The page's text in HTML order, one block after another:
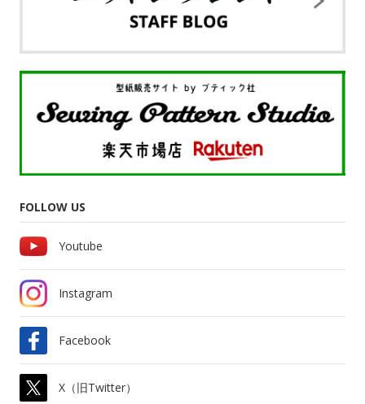
FOLLOW US
Youtube
Instagram
Facebook
X（旧Twitter）